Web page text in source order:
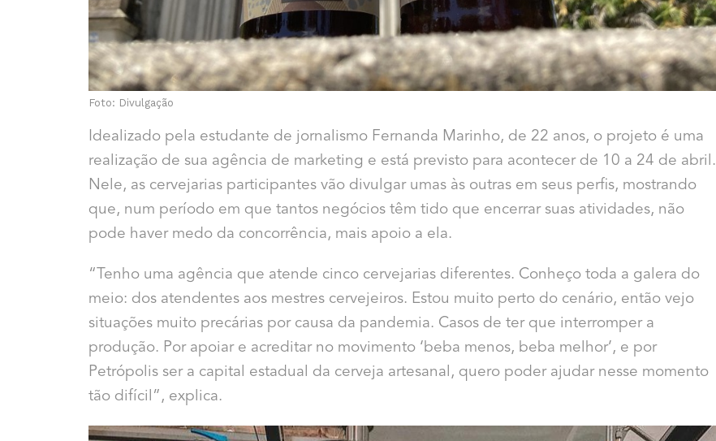
Foto: Divulgação
Idealizado pela estudante de jornalismo Fernanda Marinho, de 22 anos, o projeto é uma
realização de sua agência de marketing e está previsto para acontecer de 10 a 24 de abril.
Nele, as cervejarias participantes vão divulgar umas às outras em seus perfis, mostrando
que, num período em que tantos negócios têm tido que encerrar suas atividades, não
pode haver medo da concorrência, mais apoio a ela.
“Tenho uma agência que atende cinco cervejarias diferentes. Conheço toda a galera do
meio: dos atendentes aos mestres cervejeiros. Estou muito perto do cenário, então vejo
situações muito precárias por causa da pandemia. Casos de ter que interromper a
produção. Por apoiar e acreditar no movimento ‘beba menos, beba melhor’, e por
Petrópolis ser a capital estadual da cerveja artesanal, quero poder ajudar nesse momento
tão difícil”, explica.